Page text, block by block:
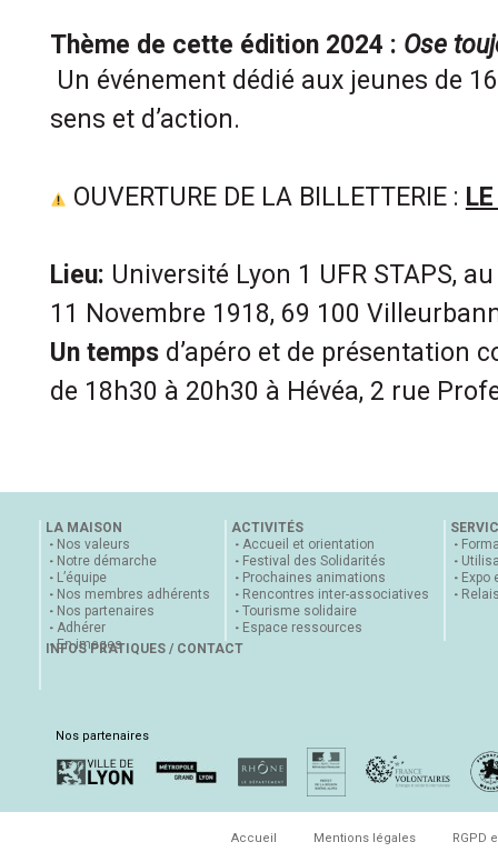
Thème de cette édition 2024 : Ose
Un événement dédié aux jeunes de
sens et d’action.
OUVERTURE DE LA BILLETTERIE :
Lieu: Université Lyon 1 UFR STAPS,
11 Novembre 1918, 69 100
Un temps d’apéro et de présentation
de 18h30 à 20h30 à Hévéa, 2 rue
LA MAISON
Nos valeurs
Notre démarche
L’équipe
Nos membres adhérents
Nos partenaires
Adhérer
En images
ACTIVITÉS
Accueil et orientation
Festival des Solidarités
Prochaines animations
Rencontres inter-associatives
Tourisme solidaire
Espace ressources
Expo
INFOS PRATIQUES / CONTACT
Nos partenaires
Accueil Mentions légales RGPD